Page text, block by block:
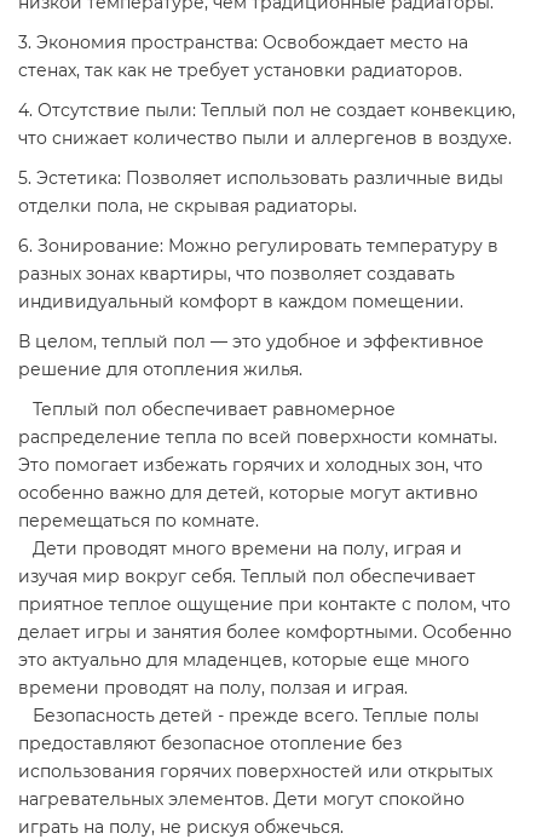
3. Экономия пространства: Освобождает место на
стенах, так как не требует установки радиаторов.
4. Отсутствие пыли: Теплый пол не создает конвекцию,
что снижает количество пыли и аллергенов в воздухе.
5. Эстетика: Позволяет использовать различные виды
отделки пола, не скрывая радиаторы.
6. Зонирование: Можно регулировать температуру в
разных зонах квартиры, что позволяет создавать
индивидуальный комфорт в каждом помещении.
В целом, теплый пол — это удобное и эффективное
решение для отопления жилья.
Теплый пол обеспечивает равномерное
распределение тепла по всей поверхности комнаты.
Это помогает избежать горячих и холодных зон, что
особенно важно для детей, которые могут активно
перемещаться по комнате.
Дети проводят много времени на полу, играя и
изучая мир вокруг себя. Теплый пол обеспечивает
приятное теплое ощущение при контакте с полом, что
делает игры и занятия более комфортными. Особенно
это актуально для младенцев, которые еще много
времени проводят на полу, ползая и играя.
Безопасность детей - прежде всего. Теплые полы
предоставляют безопасное отопление без
использования горячих поверхностей или открытых
нагревательных элементов. Дети могут спокойно
играть на полу, не рискуя обжечься.